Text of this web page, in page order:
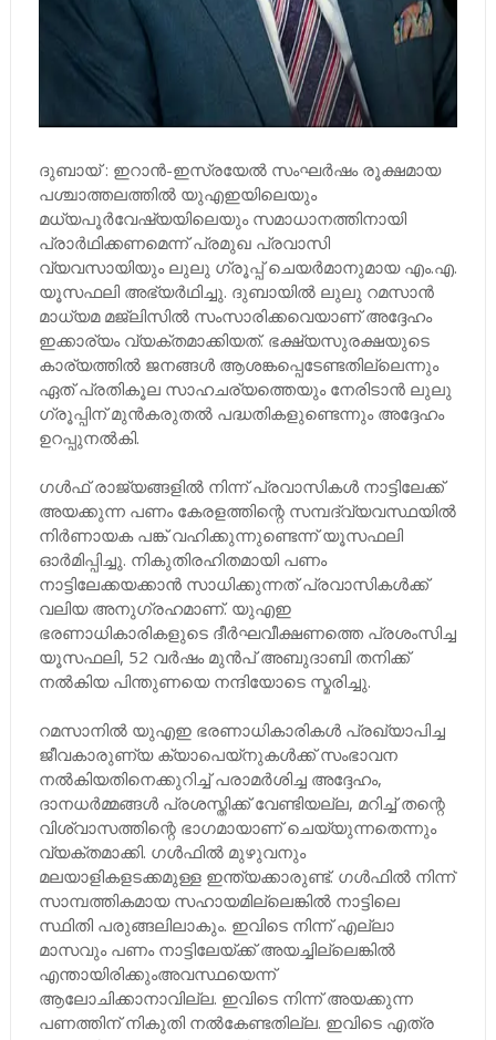
ദുബായ് : ഇറാൻ-ഇസ്രയേൽ സംഘർഷം രൂക്ഷമായ
പശ്ചാത്തലത്തിൽ യുഎഇയിലെയും
മധ്യപൂർവേഷ്യയിലെയും സമാധാനത്തിനായി
പ്രാർഥിക്കണമെന്ന് പ്രമുഖ പ്രവാസി
വ്യവസായിയും ലുലു ഗ്രൂപ്പ് ചെയർമാനുമായ എം.എ.
യൂസഫലി അഭ്യർഥിച്ചു. ദുബായിൽ ലുലു റമസാൻ
മാധ്യമ മജ്‌ലിസിൽ സംസാരിക്കവെയാണ് അദ്ദേഹം
ഇക്കാര്യം വ്യക്തമാക്കിയത്. ഭക്ഷ്യസുരക്ഷയുടെ
കാര്യത്തിൽ ജനങ്ങൾ ആശങ്കപ്പെടേണ്ടതില്ലെന്നും
ഏത് പ്രതികൂല സാഹചര്യത്തെയും നേരിടാൻ ലുലു
ഗ്രൂപ്പിന് മുൻകരുതൽ പദ്ധതികളുണ്ടെന്നും അദ്ദേഹം
ഉറപ്പുനൽകി.
ഗൾഫ് രാജ്യങ്ങളിൽ നിന്ന് പ്രവാസികൾ നാട്ടിലേക്ക്
അയക്കുന്ന പണം കേരളത്തിന്റെ സമ്പദ്‌വ്യവസ്ഥയിൽ
നിർണായക പങ്ക് വഹിക്കുന്നുണ്ടെന്ന് യൂസഫലി
ഓർമിപ്പിച്ചു. നികുതിരഹിതമായി പണം
നാട്ടിലേക്കയക്കാൻ സാധിക്കുന്നത് പ്രവാസികൾക്ക്
വലിയ അനുഗ്രഹമാണ്. യുഎഇ
ഭരണാധികാരികളുടെ ദീർഘവീക്ഷണത്തെ പ്രശംസിച്ച
യൂസഫലി, 52 വർഷം മുൻപ് അബുദാബി തനിക്ക്
നൽകിയ പിന്തുണയെ നന്ദിയോടെ സ്മരിച്ചു.
റമസാനിൽ യുഎഇ ഭരണാധികാരികൾ പ്രഖ്യാപിച്ച
ജീവകാരുണ്യ ക്യാപെയ്‌നുകൾക്ക് സംഭാവന
നൽകിയതിനെക്കുറിച്ച് പരാമർശിച്ച അദ്ദേഹം,
ദാനധർമ്മങ്ങൾ പ്രശസ്തിക്ക് വേണ്ടിയല്ല, മറിച്ച് തന്റെ
വിശ്വാസത്തിന്റെ ഭാഗമായാണ് ചെയ്യുന്നതെന്നും
വ്യക്തമാക്കി. ഗൾഫിൽ മുഴുവനും
മലയാളികളടക്കമുള്ള ഇന്ത്യക്കാരുണ്ട്. ഗൾഫിൽ നിന്ന്
സാമ്പത്തികമായ സഹായമില്ലെങ്കിൽ നാട്ടിലെ
സ്ഥിതി പരുങ്ങലിലാകും. ഇവിടെ നിന്ന് എല്ലാ
മാസവും പണം നാട്ടിലേയ്ക്ക് അയച്ചില്ലെങ്കിൽ
എന്തായിരിക്കുംഅവസ്ഥയെന്ന്
ആലോചിക്കാനാവില്ല. ഇവിടെ നിന്ന് അയക്കുന്ന
പണത്തിന് നികുതി നൽകേണ്ടതില്ല. ഇവിടെ എത്ര